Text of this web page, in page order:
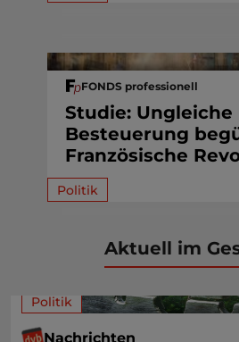
FONDS professionell
Studie: Ungleiche
Besteuerung
Französische
Politik
Aktuell im
Politik
Nachrichten